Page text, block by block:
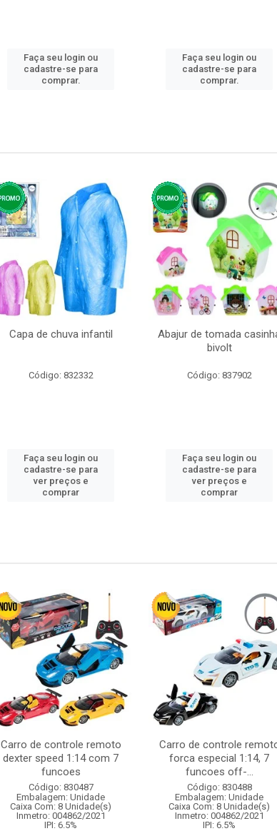
Faça seu login ou
cadastre-se para
comprar.
Faça seu login ou
cadastre-se para
comprar.
Capa de chuva infantil
Código: 832332
Faça seu login ou
cadastre-se para
ver preços e
comprar
Abajur de tomada
bivolt
Código: 837902
Faça seu login ou
cadastre-se para
ver preços e
comprar
Carro de controle remoto
dexter speed 1:14 com 7
funcoes
Código: 830487
Embalagem: Unidade
Caixa Com: 8 Unidade(s)
Inmetro: 004862/2021
IPI: 6.5%
Carro de controle
forca especial 1:14, 7
funcoes off-...
Código: 830488
Embalagem: Unidade
Caixa Com: 8 Unidade(s)
Inmetro: 004862/2021
IPI: 6.5%